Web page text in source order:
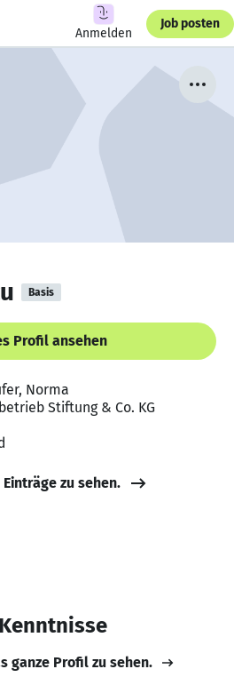
Anmelden
Job posten
Basis
Profil ansehen
Norma
Stiftung & Co. KG
zu sehen.
ganze Profil zu sehen.